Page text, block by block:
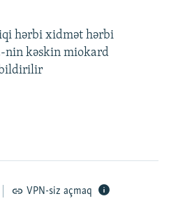
hərbi xidmət hərbi
-nin kəskin miokard
VPN-siz açmaq